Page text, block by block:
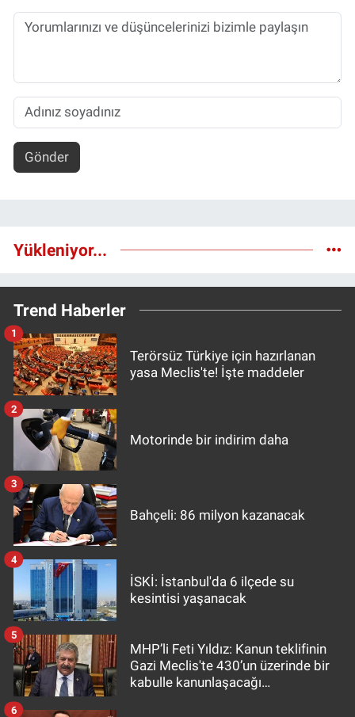
Gönder
Yükleniyor...
Trend Haberler
Terörsüz Türkiye için hazırlanan
yasa Meclis'te! İşte maddeler
1
Motorinde bir indirim daha
2
Bahçeli: 86 milyon kazanacak
3
İSKİ: İstanbul'da 6 ilçede su
kesintisi yaşanacak
4
MHP’li Feti Yıldız: Kanun teklifinin
Gazi Meclis'te 430’un üzerinde bir
kabulle kanunlaşacağı
5
6